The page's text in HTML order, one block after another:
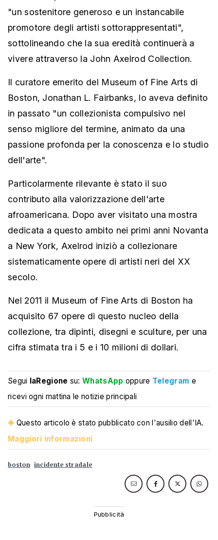
"un sostenitore generoso e un instancabile
promotore degli artisti sottorappresentati",
sottolineando che la sua eredità continuerà a
vivere attraverso la John Axelrod Collection.
Il curatore emerito del Museum of Fine Arts di
Boston, Jonathan L. Fairbanks, lo aveva definito
in passato "un collezionista compulsivo nel
senso migliore del termine, animato da una
passione profonda per la conoscenza e lo studio
dell'arte".
Particolarmente rilevante è stato il suo
contributo alla valorizzazione dell'arte
afroamericana. Dopo aver visitato una mostra
dedicata a questo ambito nei primi anni Novanta
a New York, Axelrod iniziò a collezionare
sistematicamente opere di artisti neri del XX
secolo.
Nel 2011 il Museum of Fine Arts di Boston ha
acquisito 67 opere di questo nucleo della
collezione, tra dipinti, disegni e sculture, per una
cifra stimata tra i 5 e i 10 milioni di dollari.
Segui laRegione su:WhatsApp oppure Telegram e
ricevi ogni mattina le notizie principali
Questo articolo è stato pubblicato con l'ausilio dell'IA.
Maggiori informazioni
boston incidente stradale